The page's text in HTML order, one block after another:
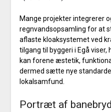
Mange projekter integrerer
regnvandsopsamling for at
aflaste kloaksystemet ved
tilgang til byggeri i Egå
kan forene æstetik,
dermed sætte nye
lokalsamfund.
Portræt af